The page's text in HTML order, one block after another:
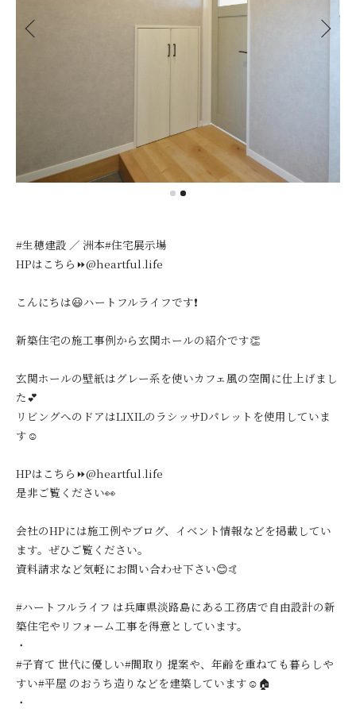
#生穂建設 ／ 洲本#住宅展示場
HPはこちら⏩@heartful.life
こんにちは😃ハートフルライフです❗️
新築住宅の施工事例から玄関ホールの紹介です👏
玄関ホールの壁紙はグレー系を使いカフェ風の空間に仕上げまし
た💕
リビングへのドアはLIXILのラシッサDパレットを使用していま
す☺️
HPはこちら⏩@heartful.life
是非ご覧ください👀
会社のHPには施工例やブログ、イベント情報などを掲載してい
ます。ぜひご覧ください。
資料請求など気軽にお問い合わせ下さい😊🤙
#ハートフルライフ は兵庫県淡路島にある工務店で自由設計の新
築住宅やリフォーム工事を得意としています。
・
#子育て 世代に優しい#間取り 提案や、年齢を重ねても暮らしや
すい#平屋 のおうち造りなどを建築しています☺️🏠
・